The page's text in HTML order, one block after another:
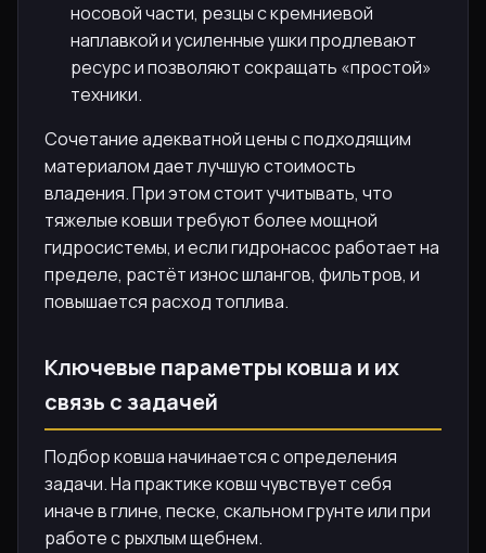
носовой части, резцы с кремниевой
наплавкой и усиленные ушки продлевают
ресурс и позволяют сокращать «простой»
техники.
Сочетание адекватной цены с подходящим
материалом дает лучшую стоимость
владения. При этом стоит учитывать, что
тяжелые ковши требуют более мощной
гидросистемы, и если гидронасос работает на
пределе, растёт износ шлангов, фильтров, и
повышается расход топлива.
Ключевые параметры ковша и их
связь с задачей
Подбор ковша начинается с определения
задачи. На практике ковш чувствует себя
иначе в глине, песке, скальном грунте или при
работе с рыхлым щебнем.